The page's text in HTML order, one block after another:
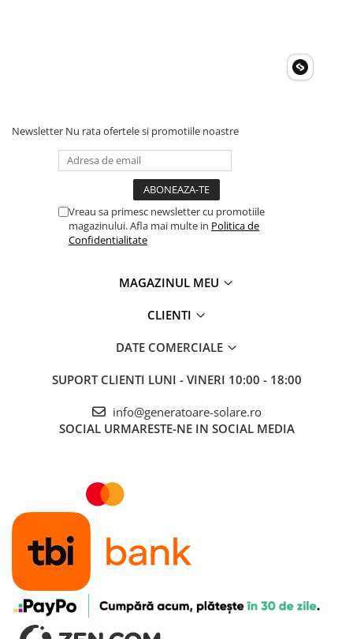
Newsletter Nu rata ofertele si promotiile noastre
Vreau sa primesc newsletter cu promotiile
magazinului. Afla mai multe in Politica de
Confidentialitate
MAGAZINUL MEU
CLIENTI
DATE COMERCIALE
SUPORT CLIENTI LUNI - VINERI 10:00 - 18:00
info@generatoare-solare.ro
SOCIAL URMARESTE-NE IN SOCIAL MEDIA